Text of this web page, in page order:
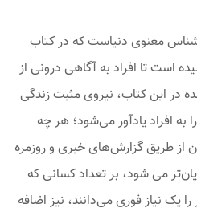
معنوی دنیاست که در کتاب
است تا افراد به آگاهی درونی از
در این کتاب، نیروی مثبت زندگی
به افراد یادآور ‌می‌شود؛ هر چه
از طریق گزارش‌های خبری و روزمره
می شود، بر تعداد کسانی که
یک نیاز فوری می‌دانند، نیز اضافه